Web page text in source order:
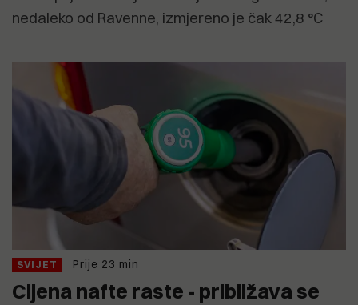
nedaleko od Ravenne, izmjereno je čak 42,8 °C
SVIJET Prije 23 min
Cijena nafte raste - približava se